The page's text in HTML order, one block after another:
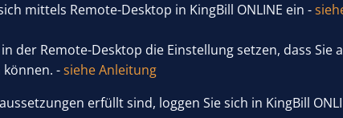
mittels Remote-Desktop in KingBill ONLINE ein -
der Remote-Desktop die Einstellung setzen, dass Sie
können. -siehe Anleitung
erfüllt sind, loggen Sie sich in KingBill